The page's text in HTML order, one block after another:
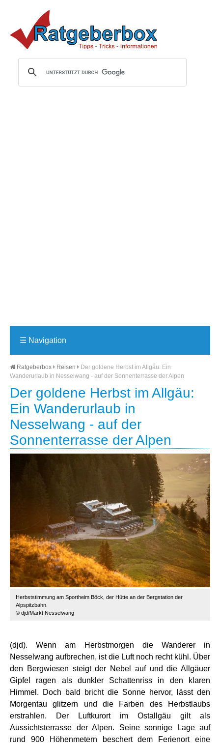
☰ Navigation
Ratgeberbox Reisen
Der goldene Herbst im Allgäu: Ein
Wanderurlaub in Nesselwang - auf der Sonnenterrasse der Alpen
Der goldene Herbst im Allgäu:
Ein Wanderurlaub in
Nesselwang - auf der
Sonnenterrasse der Alpen
Herbststimmung am Sportheim Böck, der Hütte an der Bergstation der
Alpspitzbahn.
© djd/Markt Nesselwang
(djd). Wenn am Herbstmorgen die Wanderer in
Nesselwang aufbrechen, ist die Luft noch recht kühl. Über
den Bergwiesen steigt der Nebel auf und die Allgäuer
Gipfel ragen als dunkler Schattenriss in den klaren
Himmel. Doch bald bricht die Sonne hervor, lässt den
Morgentau glitzern und die Farben des Herbstlaubs
erstrahlen. Der Luftkurort im Ostallgäu gilt als
Aussichtsterrasse der Alpen. Seine sonnige Lage auf
rund 900 Höhenmetern beschert dem Ferienort eine